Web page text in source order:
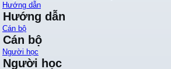
Hướng dẫn
Hướng dẫn
Cán bộ
Cán bộ
Người học
Người học